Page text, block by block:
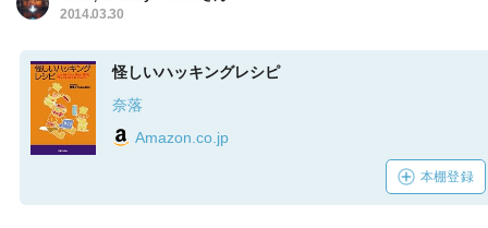
2014.03.30
怪しいハッキングレシピ
奈落
Amazon.co.jp
本棚登録